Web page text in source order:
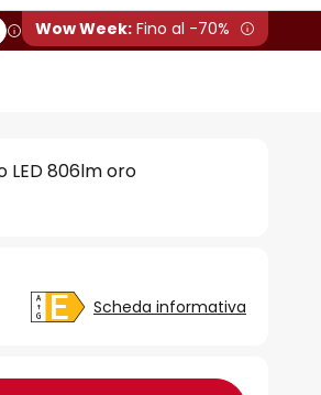
Wow Week: Fino al -70%
LED 806lm oro
Scheda informativa